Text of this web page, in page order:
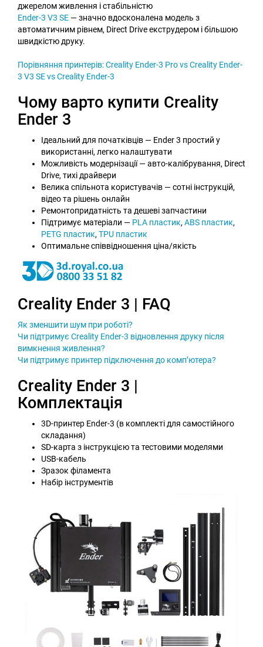
джерелом живлення і стабільністю
Ender-3 V3 SE — значно вдосконалена модель з
автоматичним рівнем, Direct Drive екструдером і більшою
швидкістю друку.
Порівняння принтерів: Creality Ender-3 Pro vs Creality Ender-
3 V3 SE vs Creality Ender-3
Чому варто купити Creality
Ender 3
Ідеальний для початківців — Ender 3 простий у
використанні, легко налаштувати
Можливість модернізації — авто-калібрування, Direct
Drive, тихі драйвери
Велика спільнота користувачів — сотні інструкцій,
відео та рішень онлайн
Ремонтопридатність та дешеві запчастини
Підтримує матеріали — PLA пластик, ABS пластик,
PETG пластик, TPU пластик
Оптимальне співвідношення ціна/якість
Creality Ender 3 | FAQ
Як зменшити шум при роботі?
Чи підтримує Creality Ender-3 відновлення друку після
вимкнення живлення?
Чи підтримує принтер підключення до комп’ютера?
Creality Ender 3 |
Комплектація
3D-принтер Ender-3 (в комплекті для самостійного
складання)
SD-карта з інструкцією та тестовими моделями
USB-кабель
Зразок філамента
Набір інструментів